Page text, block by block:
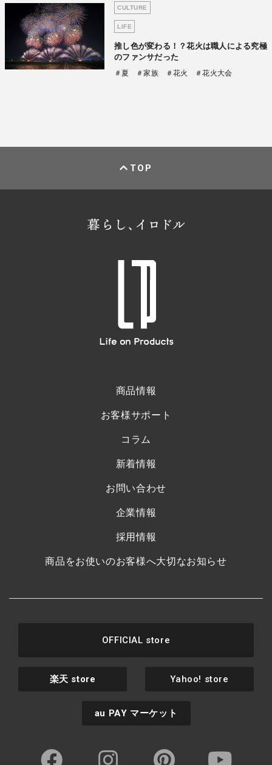
CULTURE
LIFE
推し色が変わる！？花火は職人による究極
のファンサだった
＃夏 ＃家族 ＃花火 ＃花火大会
TOP
商品情報
お客様サポート
コラム
新着情報
お問い合わせ
企業情報
採用情報
商品をお使いのお客様へ大切なお知らせ
OFFICIAL store
楽天 store Yahoo! store
au PAY マーケット